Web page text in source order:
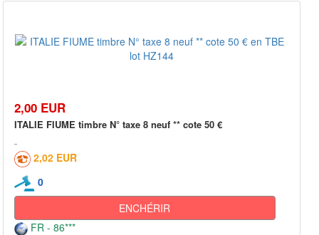
2,00 EUR
ITALIE FIUME timbre N° taxe 8 neuf ** cote 50 €
2,02 EUR
0
ENCHÉRIR
FR - 86***